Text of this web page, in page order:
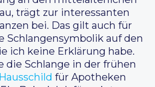
trägt zur interessanten
bei. Das gilt auch für
Schlangensymbolik auf den
ich keine Erklärung habe.
die Schlange in der frühen
Hausschild für Apotheken